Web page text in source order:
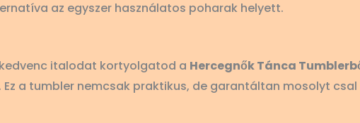
az egyszer használatos poharak helyett.
italodat kortyolgatod a Hercegnők Tánca
a tumbler nemcsak praktikus, de garantáltan mosolyt